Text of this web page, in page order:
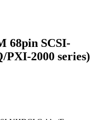
68pin SCSI-
2000 series)